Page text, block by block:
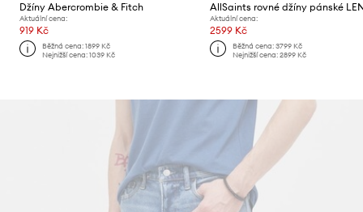
Džíny Abercrombie & Fitch
Aktuální cena:
919 Kč
Běžná cena:1899 Kč
Nejnižší cena:1039 Kč
AllSaints rovné džíny pánské
Aktuální cena:
2599 Kč
Běžná cena: 3799 Kč
Nejnižší cena: 2899 Kč